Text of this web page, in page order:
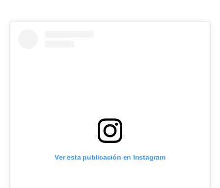
Ver esta publicación en Instagram